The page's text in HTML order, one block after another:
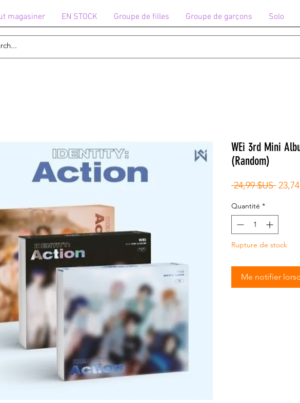
magasiner EN STOCK Groupe de filles Groupe de garçons Solo
WEi 3rd Mini
(Random)
24,99 $US Prix
Quantité *
Rupture de stock
Me notifier